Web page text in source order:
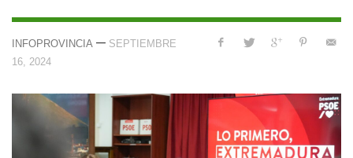
INFOPROVINCIA — SEPTIEMBRE
16, 2024